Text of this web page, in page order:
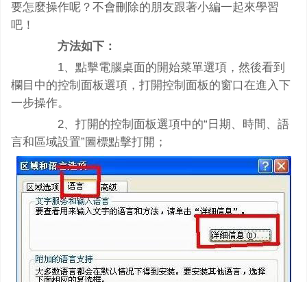
要怎麼操作呢？不會刪除的朋友跟著小編一起來學習
吧！
方法如下：
1、點擊電腦桌面的開始菜單選項，然後看到
欄目中的控制面板選項，打開控制面板的窗口在進入下
一步操作。
2、打開的控制面板選項中的“日期、時間、語
言和區域設置”圖標點擊打開；